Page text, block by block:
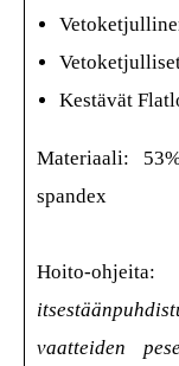
Kestävät
Materiaali:
spandex
Hoito-ohjeita:
vaatteiden